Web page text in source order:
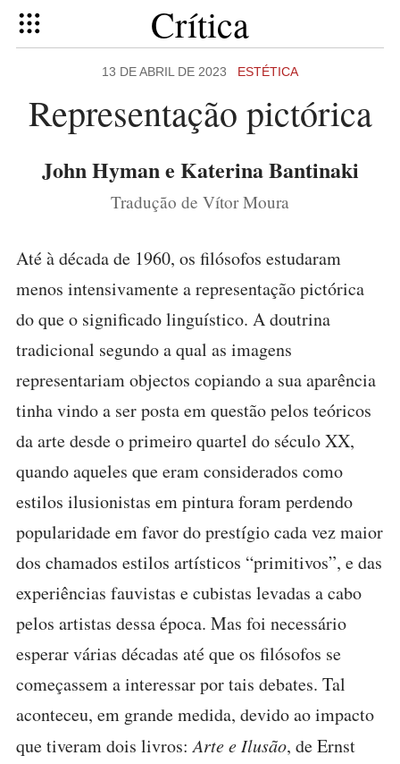
Crítica
13 DE ABRIL DE 2023 ESTÉTICA
Representação pictórica
John Hyman e Katerina Bantinaki
Tradução de Vítor Moura
Até à década de 1960, os filósofos estudaram
menos intensivamente a representação pictórica
do que o significado linguístico. A doutrina
tradicional segundo a qual as imagens
representariam objectos copiando a sua aparência
tinha vindo a ser posta em questão pelos teóricos
da arte desde o primeiro quartel do século XX,
quando aqueles que eram considerados como
estilos ilusionistas em pintura foram perdendo
popularidade em favor do prestígio cada vez maior
dos chamados estilos artísticos “primitivos”, e das
experiências fauvistas e cubistas levadas a cabo
pelos artistas dessa época. Mas foi necessário
esperar várias décadas até que os filósofos se
começassem a interessar por tais debates. Tal
aconteceu, em grande medida, devido ao impacto
que tiveram dois livros:Arte e Ilusão, de Ernst